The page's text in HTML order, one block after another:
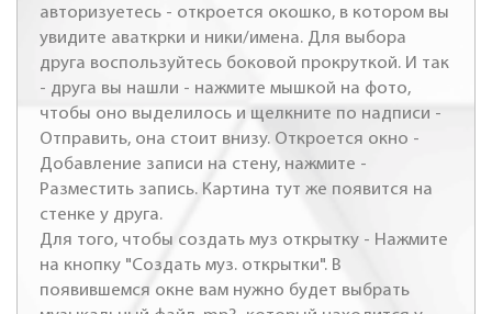
авторизуетесь - откроется окошко, в котором вы
увидите аваткрки и ники/имена. Для выбора
друга воспользуйтесь боковой прокруткой. И так
- друга вы нашли - нажмите мышкой на фото,
чтобы оно выделилось и щелкните по надписи -
Отправить, она стоит внизу. Откроется окно -
Добавление записи на стену, нажмите -
Разместить запись. Картина тут же появится на
стенке у друга.
Для того, чтобы создать муз открытку - Нажмите
на кнопку "Создать муз. открытки". В
появившемся окне вам нужно будет выбрать